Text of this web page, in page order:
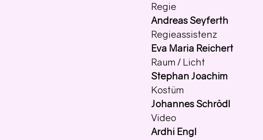
Regie
Andreas Seyferth
Regieassistenz
Eva Maria Reichert
Raum / Licht
Stephan Joachim
Kostüm
Johannes Schrödl
Video
Ardhi Engl